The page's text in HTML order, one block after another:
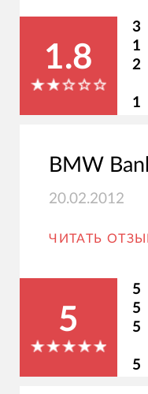
1.8
3
1
2
1
BMW
20.02.2012
ЧИТАТЬ
5
5
5
5
5